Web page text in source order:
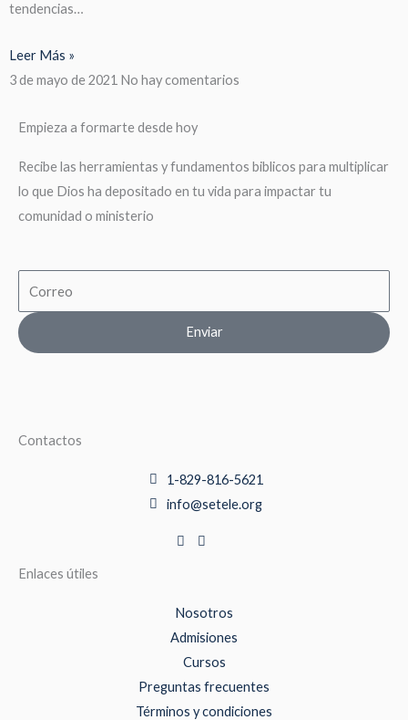
tendencias…
Leer Más »
3 de mayo de 2021 No hay comentarios
Empieza a formarte desde hoy
Recibe las herramientas y fundamentos biblicos para multiplicar
lo que Dios ha depositado en tu vida para impactar tu
comunidad o ministerio
Enviar
Contactos
1-829-816-5621
info@setele.org
Enlaces útiles
Nosotros
Admisiones
Cursos
Preguntas frecuentes
Términos y condiciones